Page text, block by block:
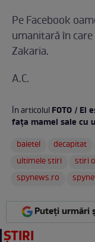
Pe Facebook
umanitară în
Zakaria.
A.C.
În articolulFOTO / El
fața mamei sale cu
baietel
decapitat
ultimele stiri
stiri
spynews.ro
Puteți urmări
ȘTIRI